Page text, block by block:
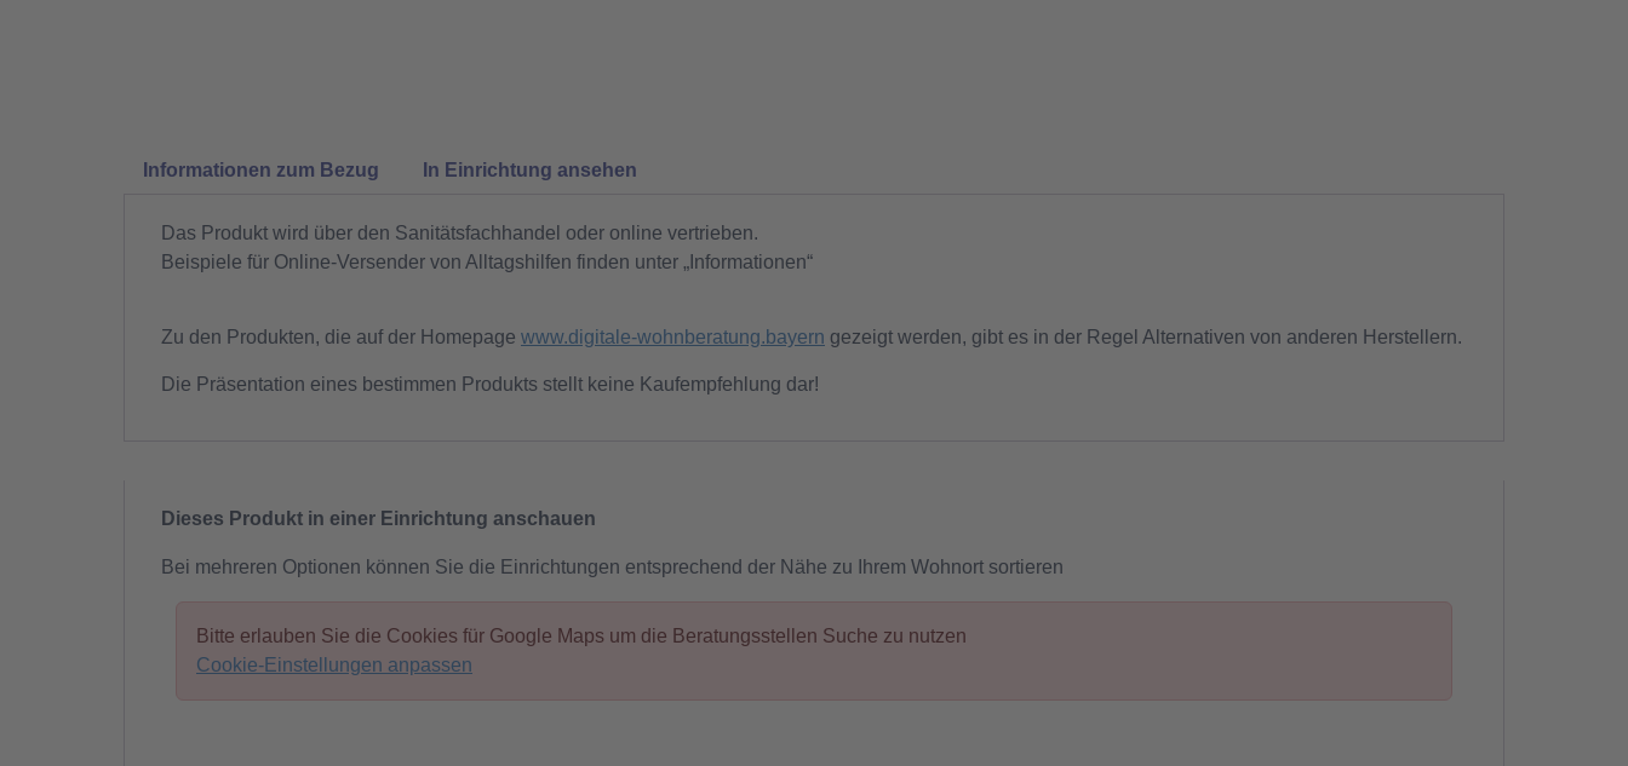
Informationen zum Bezug In Einrichtung ansehen
Das Produkt wird über den Sanitätsfachhandel oder online vertrieben.
Beispiele für Online-Versender von Alltagshilfen finden unter „Informationen“
Zu den Produkten, die auf der Homepage www.digitale-wohnberatung.bayern gezeigt werden, gibt es in der Regel Alternativen von anderen Herstellern.
Die Präsentation eines bestimmen Produkts stellt keine Kaufempfehlung dar!
Dieses Produkt in einer Einrichtung anschauen
Bei mehreren Optionen können Sie die Einrichtungen entsprechend der Nähe zu Ihrem Wohnort sortieren
Bitte erlauben Sie die Cookies für Google Maps um die Beratungsstellen Suche zu nutzen
Cookie-Einstellungen anpassen